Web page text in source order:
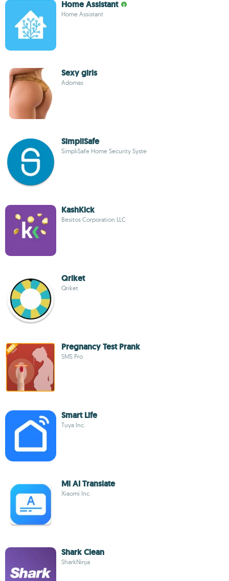
Home Assistant
Home Assistant
Sexy girls
Adomas
SimpliSafe
SimpliSafe Home Security Syste
KashKick
Besitos Corporation LLC
Qriket
Qriket
Pregnancy Test Prank
SMS Pro
Smart Life
Tuya Inc.
Mi AI Translate
Xiaomi Inc.
Shark Clean
SharkNinja